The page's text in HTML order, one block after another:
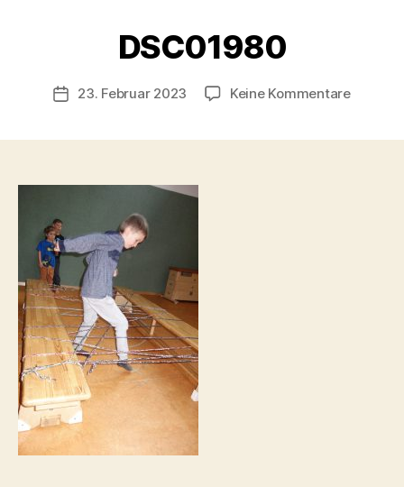
DSC01980
Beitragsautor
n
C
ri
t
Veröffentlichungsdatum
23. Februar 2023 Keine Kommentarezu